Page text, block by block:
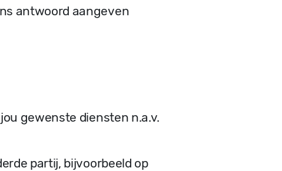
antwoord aangeven
gewenste diensten n.a.v.
partij, bijvoorbeeld op